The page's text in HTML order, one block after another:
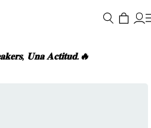
𝐔𝐧𝐚 𝐀𝐜𝐭𝐢𝐭𝐮𝐝.🔥